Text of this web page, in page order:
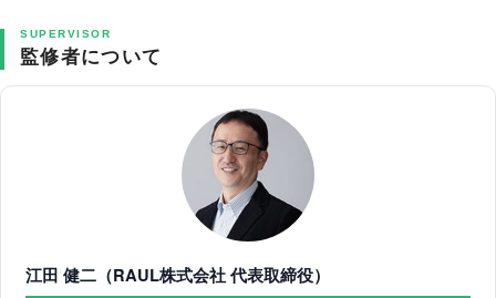
SUPERVISOR
監修者について
江田 健二（RAUL株式会社 代表取締役）